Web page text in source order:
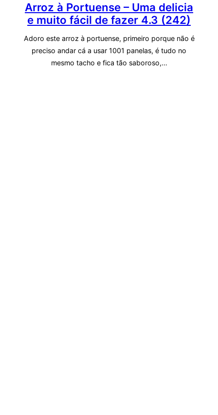
Arroz à Portuense – Uma delicia
e muito fácil de fazer 4.3 (242)
Adoro este arroz à portuense, primeiro porque não é
preciso andar cá a usar 1001 panelas, é tudo no
mesmo tacho e fica tão saboroso,…